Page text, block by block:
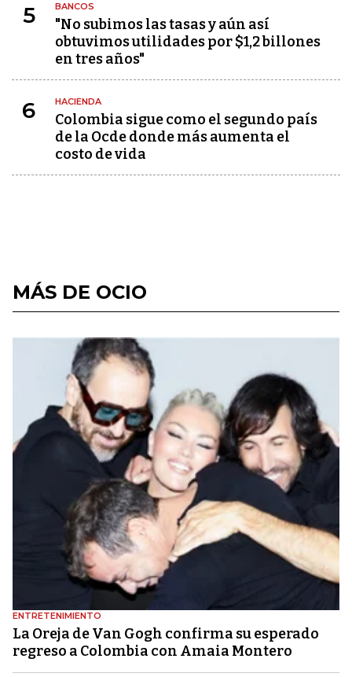
5 BANCOS
"No subimos las tasas y aún así
obtuvimos utilidades por $1,2 billones
en tres años"
6 HACIENDA
Colombia sigue como el segundo país
de la Ocde donde más aumenta el
costo de vida
MÁS DE OCIO
ENTRETENIMIENTO
La Oreja de Van Gogh confirma su esperado
regreso a Colombia con Amaia Montero